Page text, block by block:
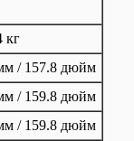
кг
/ 157.8 дюйм
/ 159.8 дюйм
/ 159.8 дюйм